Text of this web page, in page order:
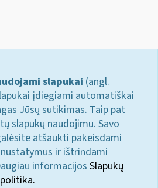
slapukai (angl.
įdiegiami automatiškai
Jūsų sutikimas. Taip pat
slapukų naudojimu. Savo
atšaukti pakeisdami
ir ištrindami
informacijos Slapukų